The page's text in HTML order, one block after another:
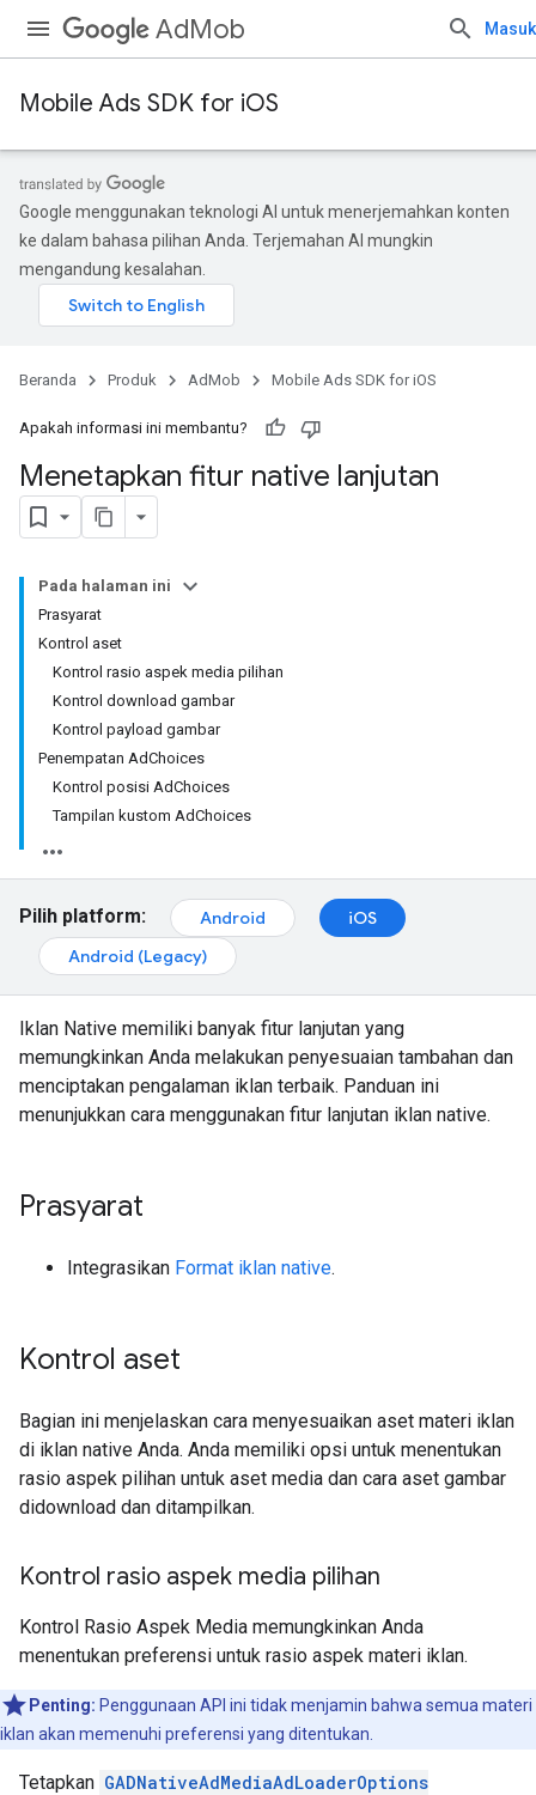
AdMob Masuk
Mobile Ads SDK for iOS
Google menggunakan teknologi AI untuk menerjemahkan konten
ke dalam bahasa pilihan Anda. Terjemahan AI mungkin
mengandung kesalahan.
Beranda Produk AdMob Mobile Ads SDK for iOS
Apakah informasi ini membantu?
Menetapkan fitur native lanjutan
Pada halaman ini
Prasyarat
Kontrol aset
Kontrol rasio aspek media pilihan
Kontrol download gambar
Kontrol payload gambar
Penempatan AdChoices
Kontrol posisi AdChoices
Tampilan kustom AdChoices
Pilih platform: Android
iOS
Android (Legacy)
Iklan Native memiliki banyak fitur lanjutan yang
memungkinkan Anda melakukan penyesuaian tambahan dan
menciptakan pengalaman iklan terbaik. Panduan ini
menunjukkan cara menggunakan fitur lanjutan iklan native.
Prasyarat
Integrasikan Format iklan native.
Kontrol aset
Bagian ini menjelaskan cara menyesuaikan aset materi iklan
di iklan native Anda. Anda memiliki opsi untuk menentukan
rasio aspek pilihan untuk aset media dan cara aset gambar
didownload dan ditampilkan.
Kontrol rasio aspek media pilihan
Kontrol Rasio Aspek Media memungkinkan Anda
menentukan preferensi untuk rasio aspek materi iklan.
Penting: Penggunaan API ini tidak menjamin bahwa semua materi
iklan akan memenuhi preferensi yang ditentukan.
Tetapkan GADNativeAdMediaAdLoaderOptions